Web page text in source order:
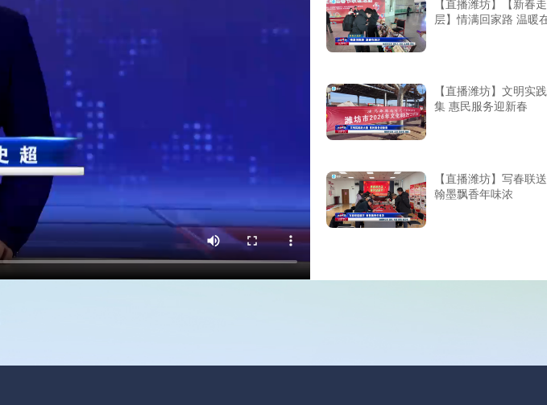
【直播潍坊】【新春
层】情满回家路 温暖
【直播潍坊】文明实
集 惠民服务迎新春
【直播潍坊】写春联
翰墨飘香年味浓